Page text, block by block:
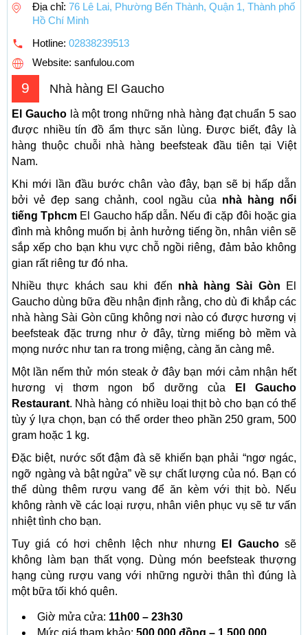
Địa chỉ: 76 Lê Lai, Phường Bến Thành, Quận 1, Thành phố
Hồ Chí Minh
Hotline: 02838239513
Website: sanfulou.com
9 Nhà hàng El Gaucho
El Gaucholà một trong những nhà hàng đạt chuẩn 5 sao
được nhiều tín đồ ẩm thực săn lùng. Được biết, đây là
hàng thuộc chuỗi nhà hàng beefsteak đầu tiên tại Việt
Nam.
Khi mới lần đầu bước chân vào đây, bạn sẽ bị hấp dẫn
bởi vẻ đẹp sang chảnh, cool ngầu của nhà hàng nổi
tiếng Tphcm El Gaucho hấp dẫn. Nếu đi cặp đôi hoặc gia
đình mà không muốn bị ảnh hưởng tiếng ồn, nhân viên sẽ
sắp xếp cho bạn khu vực chỗ ngồi riêng, đảm bảo không
gian rất riêng tư đó nha.
Nhiều thực khách sau khi đến nhà hàng Sài Gòn
El
Gaucho dùng bữa đều nhận định rằng, cho dù đi khắp các
nhà hàng Sài Gòn cũng không nơi nào có được hương vị
beefsteak đặc trưng như ở đây, từng miếng bò mềm và
mọng nước như tan ra trong miệng, càng ăn càng mê.
Một lần nếm thử món steak ở đây bạn mới cảm nhận hết
hương vị thơm ngon bổ dưỡng của
El Gaucho
Restaurant. Nhà hàng có nhiều loại thịt bò cho bạn có thể
tùy ý lựa chọn, bạn có thể order theo phần 250 gram, 500
gram hoặc 1 kg.
Đặc biệt, nước sốt đậm đà sẽ khiến bạn phải “ngơ ngác,
ngỡ ngàng và bật ngửa” về sự chất lượng của nó. Bạn có
thể dùng thêm rượu vang để ăn kèm với thịt bò. Nếu
không rành về các loại rượu, nhân viên phục vụ sẽ tư vấn
nhiệt tình cho bạn.
Tuy giá có hơi chênh lệch như nhưng
El Gauchosẽ
không làm bạn thất vọng. Dùng món beefsteak thượng
hạng cùng rượu vang với những người thân thì đúng là
một bữa tối khó quên.
Giờ mửa cửa: 11h00 – 23h30
Mức giá tham khảo: 500.000 đồng – 1.500.000